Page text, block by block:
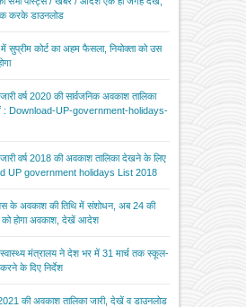
करके डाउनलोड
में सुप्रीम कोर्ट का अहम फैसला, नियोक्ता को उस
वर्ष 2020 की सार्वजनिक अवकाश तालिका
: Download-UP-government-holidays-
जारी वर्ष 2018 की अवकाश तालिका देखने के लिए
UP government holidays List 2018
के अवकाश की तिथि में संशोधन, अब 24 की
होगा अवकाश, देखें आदेश
स्वास्थ्य मंत्रालय ने देश भर में 31 मार्च तक स्कूल-
के दिए निर्देश
2021 की अवकाश तालिका जारी, देखें व डाउनलोड